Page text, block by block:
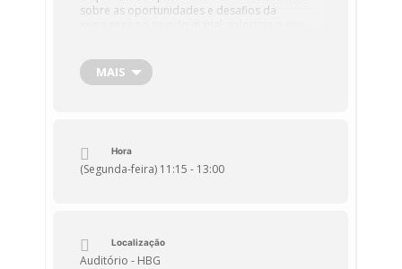
sobre as oportunidades e desafios da
uso seguro da Internet, dos dispositivos
móveis e dos ambientes virtuais promover
MAIS
Hora
(Segunda-feira) 11:15 - 13:00
Localização
Auditório - HBG